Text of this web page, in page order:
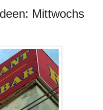
Mittwochs